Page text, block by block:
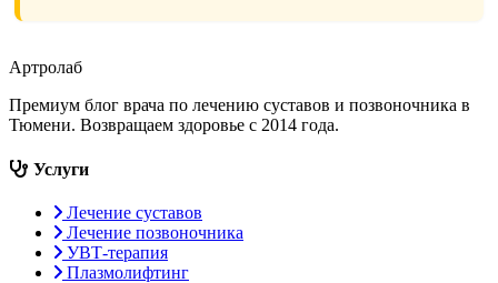
Артролаб
Премиум блог врача по лечению суставов и позвоночника в
Тюмени. Возвращаем здоровье с 2014 года.
Услуги
Лечение суставов
Лечение позвоночника
УВТ-терапия
Плазмолифтинг